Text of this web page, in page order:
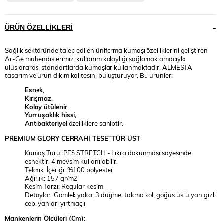
ÜRÜN ÖZELLIKLERI
Sağlık sektöründe talep edilen üniforma kumaşı özelliklerini geliştiren
Ar-Ge mühendislerimiz, kullanım kolaylığı sağlamak amacıyla
uluslararası standartlarda kumaşlar kullanmaktadır. ALMESTA
tasarım ve ürün dikim kalitesini buluşturuyor. Bu ürünler;
Esnek
Kırışmaz
Kolay ütülenir
Yumuşaklık hissi,
Antibakteriyelözelliklere sahiptir.
PREMIUM GLORYCERRAHİ TESETTÜR ÜST
Kumaş Türü: PES STRETCH - Likra dokunması sayesinde
esnektir. 4 mevsim kullanılabilir.
Teknik İçeriği: %100 polyester
Ağırlık: 157 gr/m2
Kesim Tarzı: Regular kesim
Detaylar: Gömlek yaka, 3 düğme, takma kol, göğüs üstü yan gizli
cep, yanları yırtmaçlı
Mankenlerin Ölçüleri (Cm):